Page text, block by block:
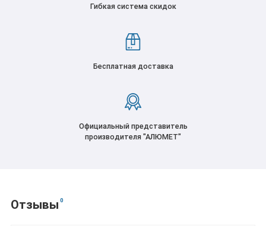
Гибкая система скидок
Бесплатная доставка
Официальный представитель
производителя "АЛЮМЕТ"
Отзывы 0